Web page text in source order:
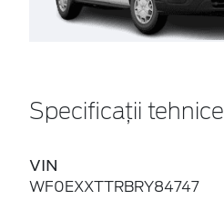
Specificații tehnice
VIN
WF0EXXTTRBRY84747